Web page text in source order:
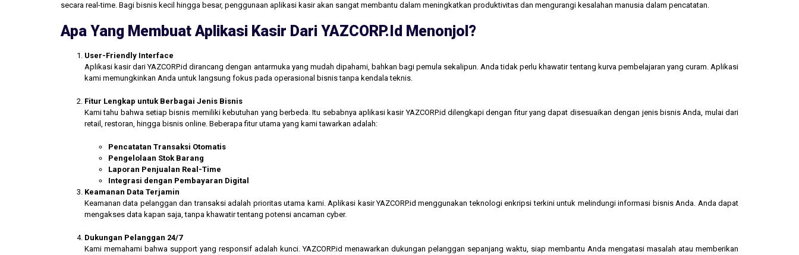
secara real-time. Bagi bisnis kecil hingga besar, penggunaan aplikasi kasir akan sangat membantu dalam meningkatkan produktivitas dan mengurangi kesalahan manusia dalam pencatatan.
Apa Yang Membuat Aplikasi Kasir Dari YAZCORP.id Menonjol?
User-Friendly Interface
Aplikasi kasir dari YAZCORP.id dirancang dengan antarmuka yang mudah dipahami, bahkan bagi pemula sekalipun. Anda tidak perlu khawatir tentang kurva pembelajaran yang curam. Aplikasi
kami memungkinkan Anda untuk langsung fokus pada operasional bisnis tanpa kendala teknis.
Fitur Lengkap untuk Berbagai Jenis Bisnis
Kami tahu bahwa setiap bisnis memiliki kebutuhan yang berbeda. Itu sebabnya aplikasi kasir YAZCORP.id dilengkapi dengan fitur yang dapat disesuaikan dengan jenis bisnis Anda, mulai dari
retail, restoran, hingga bisnis online. Beberapa fitur utama yang kami tawarkan adalah:
Pencatatan Transaksi Otomatis
Pengelolaan Stok Barang
Laporan Penjualan Real-Time
Integrasi dengan Pembayaran Digital
Keamanan Data Terjamin
Keamanan data pelanggan dan transaksi adalah prioritas utama kami. Aplikasi kasir YAZCORP.id menggunakan teknologi enkripsi terkini untuk melindungi informasi bisnis Anda. Anda dapat
mengakses data kapan saja, tanpa khawatir tentang potensi ancaman cyber.
Dukungan Pelanggan 24/7
Kami memahami bahwa support yang responsif adalah kunci. YAZCORP.id menawarkan dukungan pelanggan sepanjang waktu, siap membantu Anda mengatasi masalah atau memberikan